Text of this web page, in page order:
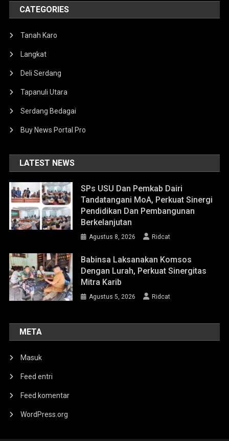
CATEGORIES
Tanah Karo
Langkat
Deli Serdang
Tapanuli Utara
Serdang Bedagai
Buy News Portal Pro
LATEST NEWS
SPs USU Dan Pemkab Dairi
Tandatangani MoA, Perkuat Sinergi
Pendidikan Dan Pembangunan
Berkelanjutan
Agustus 8, 2026 Ridcat
Babinsa Laksanakan Komsos
Dengan Lurah, Perkuat Sinergitas
Mitra Karib
Agustus 5, 2026 Ridcat
META
Masuk
Feed entri
Feed komentar
WordPress.org